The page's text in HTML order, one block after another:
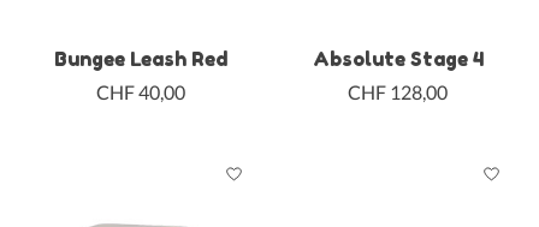
Bungee Leash Red
CHF 40,00
Absolute Stage 4
CHF 128,00